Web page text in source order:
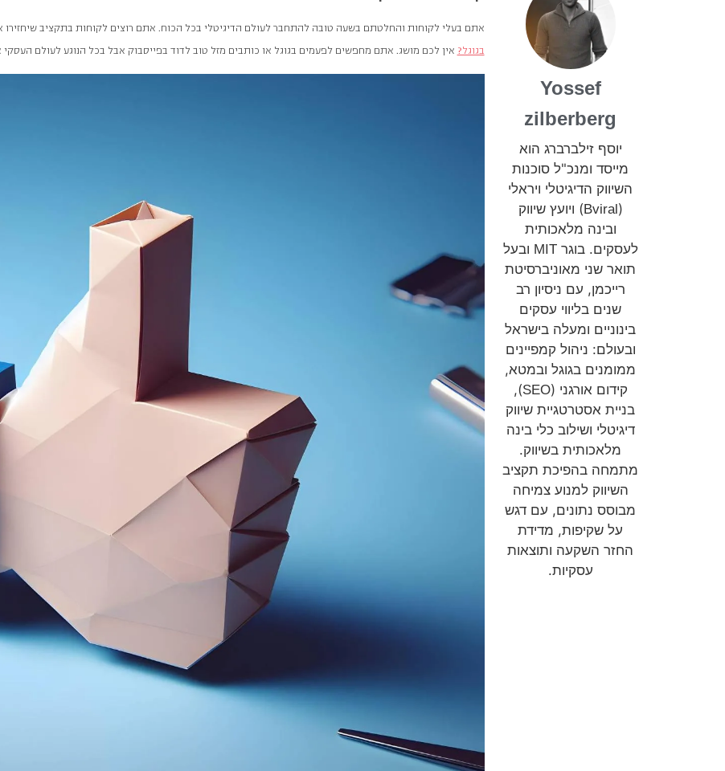
Yossef
zilberberg
יוסף זילברברג הוא
מייסד ומנכ"ל סוכנות
השיווק הדיגיטלי ויראלי
(
Bviral) ויועץ שיווק
ובינה מלאכותית
לעסקים. בוגרMIT ובעל
תואר שני מאוניברסיטת
רייכמן, עם ניסיון רב
שנים בליווי עסקים
בינוניים ומעלה בישראל
ובעולם: ניהול קמפיינים
ממומנים בגוגל ובמטא,
קידום אורגני (SEO
),
בניית אסטרטגיית שיווק
דיגיטלי ושילוב כלי בינה
מלאכותית בשיווק.
מתמחה בהפיכת תקציב
השיווק למנוע צמיחה
מבוסס נתונים, עם דגש
על שקיפות, מדידת
החזר השקעה ותוצאות
עסקיות.
אתם בעלי לקוחות והחלטתם בשעה טובה להתחבר לעולם הדיגיטלי בכל הכוח. אתם רוצים לקוחות בתקציב
בגוגל? אין לכם מושג. אתם מחפשים לפעמים בגוגל או כותבים מזל טוב לדוד בפייסבוק אבל בכל הנוגע לעולם